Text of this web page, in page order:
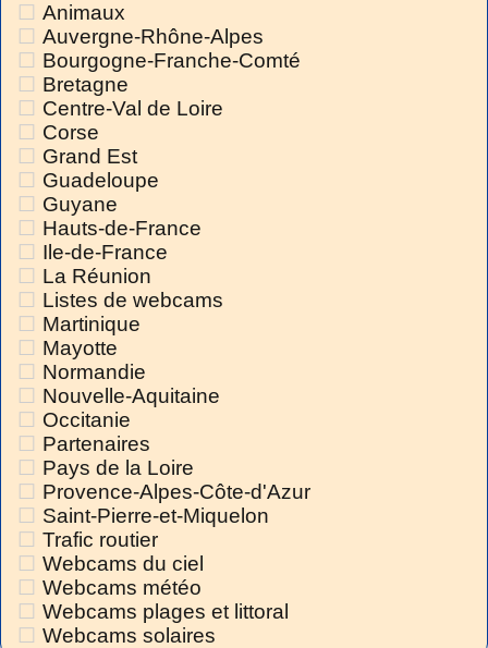
Animaux
Auvergne-Rhône-Alpes
Bourgogne-Franche-Comté
Bretagne
Centre-Val de Loire
Corse
Grand Est
Guadeloupe
Guyane
Hauts-de-France
Ile-de-France
La Réunion
Listes de webcams
Martinique
Mayotte
Normandie
Nouvelle-Aquitaine
Occitanie
Partenaires
Pays de la Loire
Provence-Alpes-Côte-d'Azur
Saint-Pierre-et-Miquelon
Trafic routier
Webcams du ciel
Webcams météo
Webcams plages et littoral
Webcams solaires